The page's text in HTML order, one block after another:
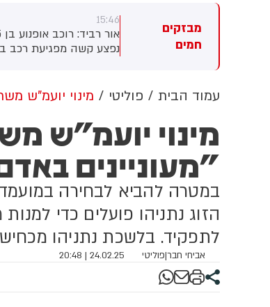
מבזקים
חמים
ורון: החיפושים בנהר הירדן:
משטרה רבים וביניהם
של היחידה האווירית,
הוקפצו למקום ומבצעים
בעת ששהה על גבי כלי
בירדן סמוך ליסוד המעלה
15:46
נפצע קשה מפגיעת רכב
כשהוא בהכרה מלאה
לאחר שנפגע מרכב. הענקנו
טיפול רפואי מציל חיים
אותו לבית החולים האיטלקי
בנצרת כשמצבו קשה"
עמוד הבית פוליטי מינוי יועמ"ש
מינוי יועמ"ש
"מעוניינים
במטרה להביא לבחירה
הזוג נתניהו פועלים כדי
לתפקיד. בלשכת נתניהו
אביחי חבר|פוליטי 24.02.25 | 20:48